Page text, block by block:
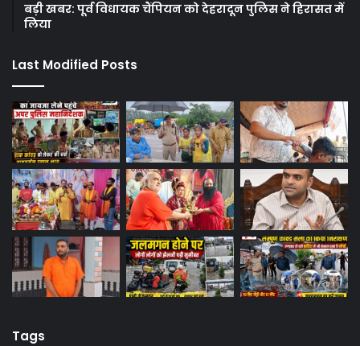
बड़ी खबर: पूर्व विधायक चैंपियन को देहरादून पुलिस ने हिरासत में
लिया
Last Modified Posts
Tags